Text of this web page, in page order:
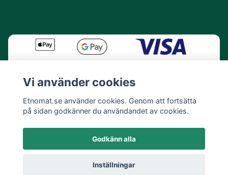
© 2026 Etnomat
Vi använder cookies
Etnomat.se använder cookies. Genom att fortsätta
på sidan godkänner du användandet av cookies.
Godkänn alla
Inställningar